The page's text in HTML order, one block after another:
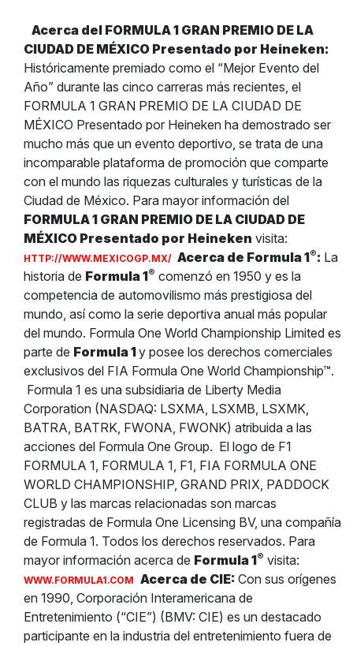
Acerca del FORMULA 1 GRAN PREMIO DE LA
CIUDAD DE MÉXICO Presentado por Heineken:
Históricamente premiado como el “Mejor Evento del
Año” durante las cinco carreras más recientes, el
FORMULA 1 GRAN PREMIO DE LA CIUDAD DE
MÉXICO Presentado por Heineken ha demostrado ser
mucho más que un evento deportivo, se trata de una
incomparable plataforma de promoción que comparte
con el mundo las riquezas culturales y turísticas de la
Ciudad de México. Para mayor información del
FORMULA 1 GRAN PREMIO DE LA CIUDAD DE
MÉXICO Presentado por Heineken visita:
HTTP://WWW.MEXICOGP.MX/ Acerca de Formula 1®: La
historia de Formula 1® comenzó en 1950 y es la
competencia de automovilismo más prestigiosa del
mundo, así como la serie deportiva anual más popular
del mundo. Formula One World Championship Limited es
parte de Formula 1y posee los derechos comerciales
exclusivos del FIA Formula One World Championship™.
Formula 1 es una subsidiaria de Liberty Media
Corporation (NASDAQ: LSXMA, LSXMB, LSXMK,
BATRA, BATRK, FWONA, FWONK) atribuida a las
acciones del Formula One Group. El logo de F1
FORMULA 1, FORMULA 1, F1, FIA FORMULA ONE
WORLD CHAMPIONSHIP, GRAND PRIX, PADDOCK
CLUB y las marcas relacionadas son marcas
registradas de Formula One Licensing BV, una compañía
de Formula 1. Todos los derechos reservados. Para
mayor información acerca de Formula 1® visita:
WWW.FORMULA1.COM Acerca de CIE: Con sus orígenes
en 1990, Corporación Interamericana de
Entretenimiento (“CIE”) (BMV: CIE) es un destacado
participante en la industria del entretenimiento fuera de